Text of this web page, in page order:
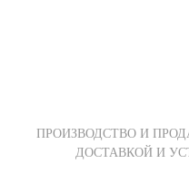
ПРОИЗВОДСТВО И
ДОСТАВКОЙ И